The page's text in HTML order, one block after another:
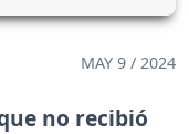
MAY 9 / 2024
no recibió